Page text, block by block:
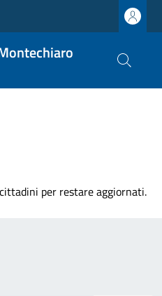
per restare aggiornati.